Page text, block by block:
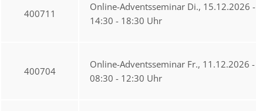
400711
Online-Adventsseminar Di., 15.12.2026 -
14:30 - 18:30 Uhr
400704
Online-Adventsseminar Fr., 11.12.2026 -
08:30 - 12:30 Uhr